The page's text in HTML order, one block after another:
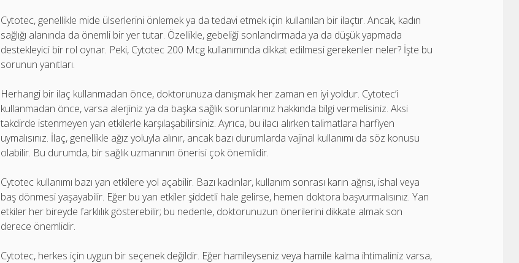
Cytotec, genellikle mide ülserlerini önlemek ya da tedavi etmek için kullanılan bir ilaçtır. Ancak, kadın
sağlığı alanında da önemli bir yer tutar. Özellikle, gebeliği sonlandırmada ya da düşük yapmada
destekleyici bir rol oynar. Peki, Cytotec 200 Mcg kullanımında dikkat edilmesi gerekenler neler? İşte bu
sorunun yanıtları.
Herhangi bir ilaç kullanmadan önce, doktorunuza danışmak her zaman en iyi yoldur. Cytotec’i
kullanmadan önce, varsa alerjiniz ya da başka sağlık sorunlarınız hakkında bilgi vermelisiniz. Aksi
takdirde istenmeyen yan etkilerle karşılaşabilirsiniz. Ayrıca, bu ilacı alırken talimatlara harfiyen
uymalısınız. İlaç, genellikle ağız yoluyla alınır, ancak bazı durumlarda vajinal kullanımı da söz konusu
olabilir. Bu durumda, bir sağlık uzmanının önerisi çok önemlidir.
Cytotec kullanımı bazı yan etkilere yol açabilir. Bazı kadınlar, kullanım sonrası karın ağrısı, ishal veya
baş dönmesi yaşayabilir. Eğer bu yan etkiler şiddetli hale gelirse, hemen doktora başvurmalısınız. Yan
etkiler her bireyde farklılık gösterebilir; bu nedenle, doktorunuzun önerilerini dikkate almak son
derece önemlidir.
Cytotec, herkes için uygun bir seçenek değildir. Eğer hamileyseniz veya hamile kalma ihtimaliniz varsa,